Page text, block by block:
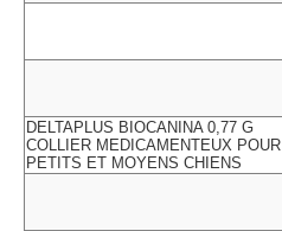
DELTAPLUS BIOCANINA 0,77 G
COLLIER MEDICAMENTEUX POUR
PETITS ET MOYENS CHIENS